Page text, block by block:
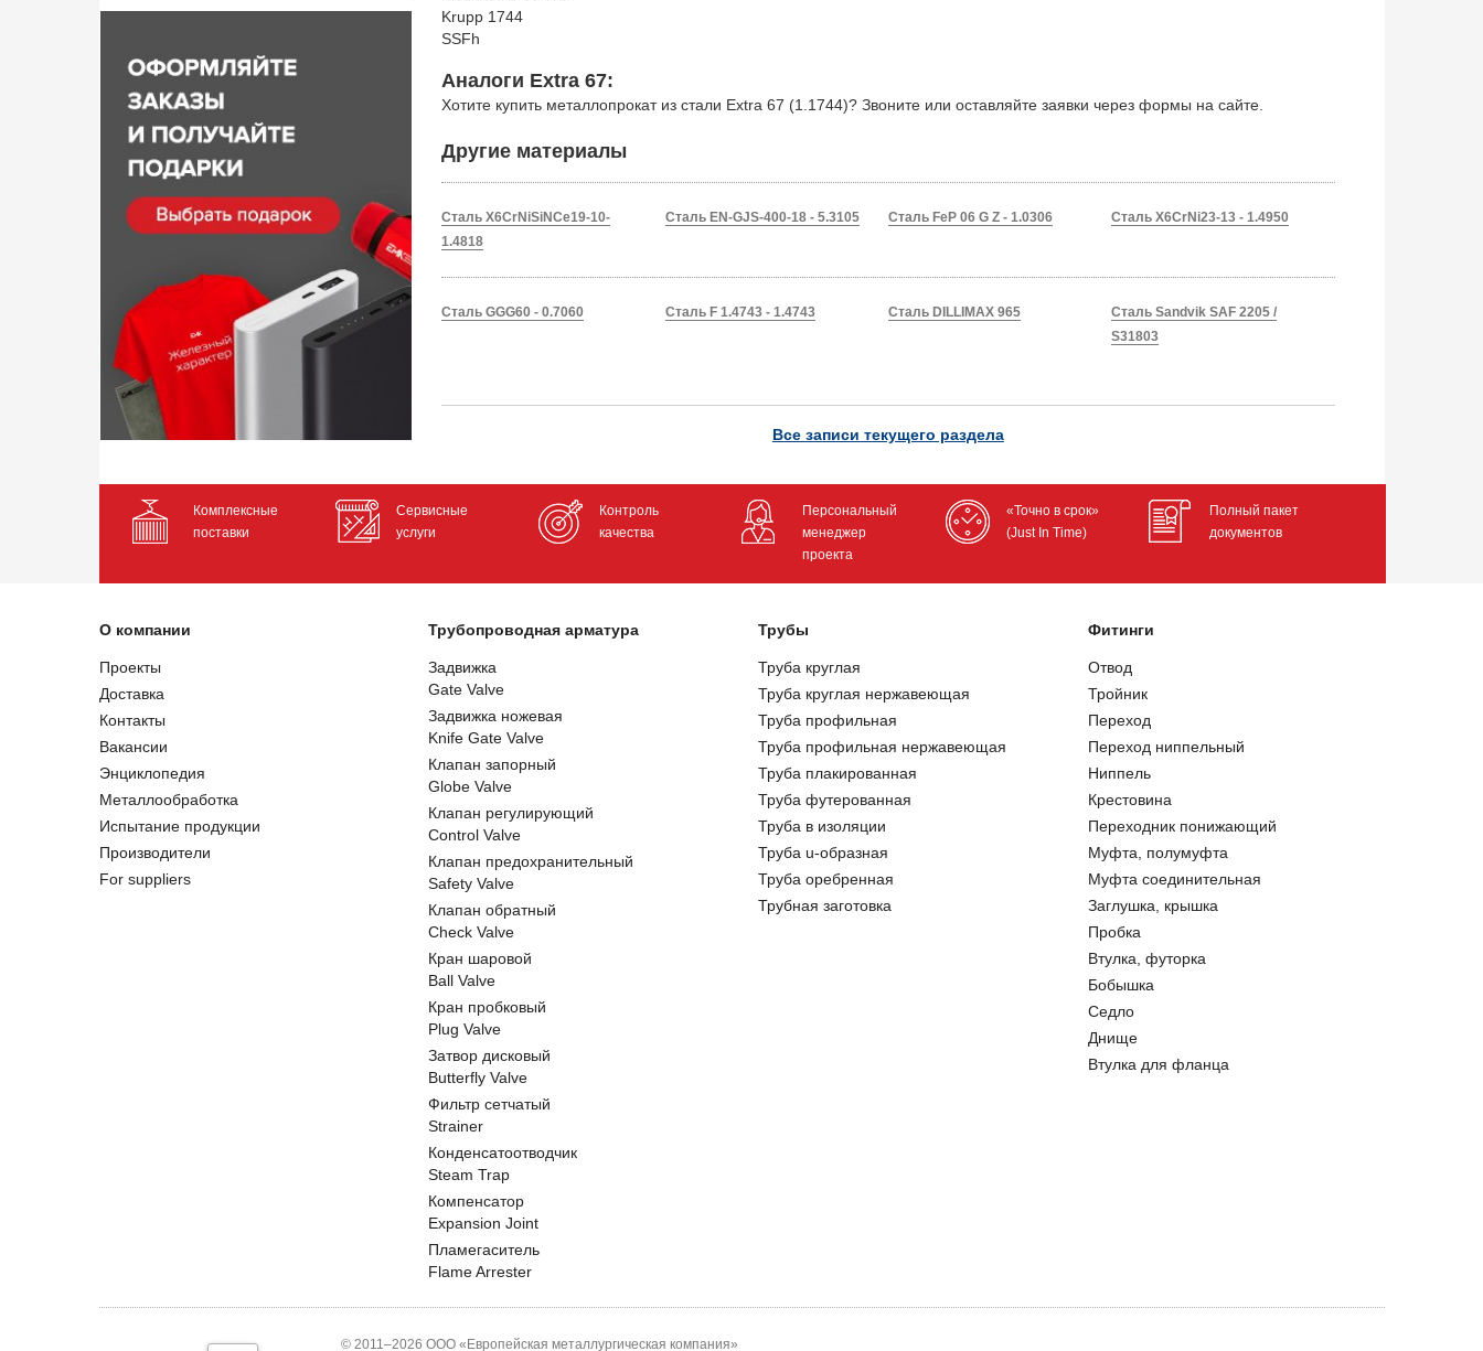
Krupp 1744
SSFh
Аналоги Extra 67:
Хотите купить металлопрокат из стали Extra 67 (1.1744)? Звоните или оставляйте заявки через формы на сайте.
Другие материалы
Сталь X6CrNiSiNCe19-10-
1.4818
Сталь EN-GJS-400-18 - 5.3105 Сталь FeP 06 G Z - 1.0306 Сталь X6CrNi23-13 - 1.4950
Сталь GGG60 - 0.7060 Сталь F 1.4743 - 1.4743 Cталь DILLIMAX 965
Сталь Sandvik SAF 2205 /
S31803
Все записи текущего раздела
Комплексные
поставки
Сервисные
услуги
Контроль
качества
Персональный
менеджер
проекта
«Точно в срок»
(Just In Time)
Полный пакет
документов
О компании
Проекты
Доставка
Контакты
Вакансии
Энциклопедия
Металлообработка
Испытание продукции
Производители
For suppliers
Трубопроводная арматура
Задвижка
Gate Valve
Задвижка ножевая
Knife Gate Valve
Клапан запорный
Globe Valve
Клапан регулирующий
Control Valve
Клапан предохранительный
Safety Valve
Клапан обратный
Check Valve
Кран шаровой
Ball Valve
Кран пробковый
Plug Valve
Затвор дисковый
Butterfly Valve
Фильтр сетчатый
Strainer
Конденсатоотводчик
Steam Trap
Компенсатор
Expansion Joint
Пламегаситель
Flame Arrester
Трубы
Труба круглая
Труба круглая нержавеющая
Труба профильная
Труба профильная нержавеющая
Труба плакированная
Труба футерованная
Труба в изоляции
Труба u-образная
Труба оребренная
Трубная заготовка
Фитинги
Отвод
Тройник
Переход
Переход ниппельный
Ниппель
Крестовина
Переходник понижающий
Муфта, полумуфта
Муфта соединительная
Заглушка, крышка
Пробка
Втулка, футорка
Бобышка
Седло
Днище
Втулка для фланца
© 2011–2026 ООО «Европейская металлургическая компания»